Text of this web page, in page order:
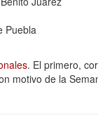
Puebla
. El primero,
motivo de la